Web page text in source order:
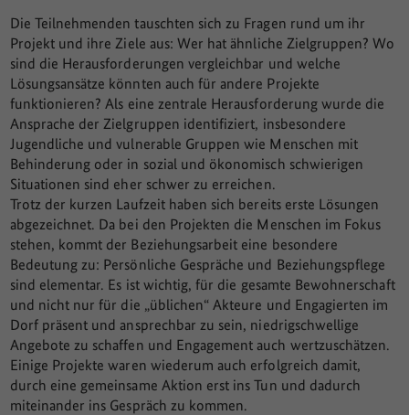
Die Teilnehmenden tauschten sich zu Fragen rund um ihr
Projekt und ihre Ziele aus: Wer hat ähnliche Zielgruppen? Wo
sind die Herausforderungen vergleichbar und welche
Lösungsansätze könnten auch für andere Projekte
funktionieren? Als eine zentrale Herausforderung wurde die
Ansprache der Zielgruppen identifiziert, insbesondere
Jugendliche und vulnerable Gruppen wie Menschen mit
Behinderung oder in sozial und ökonomisch schwierigen
Situationen sind eher schwer zu erreichen.
Trotz der kurzen Laufzeit haben sich bereits erste Lösungen
abgezeichnet. Da bei den Projekten die Menschen im Fokus
stehen, kommt der Beziehungsarbeit eine besondere
Bedeutung zu: Persönliche Gespräche und Beziehungspflege
sind elementar. Es ist wichtig, für die gesamte Bewohnerschaft
und nicht nur für die „üblichen“ Akteure und Engagierten im
Dorf präsent und ansprechbar zu sein, niedrigschwellige
Angebote zu schaffen und Engagement auch wertzuschätzen.
Einige Projekte waren wiederum auch erfolgreich damit,
durch eine gemeinsame Aktion erst ins Tun und dadurch
miteinander ins Gespräch zu kommen.